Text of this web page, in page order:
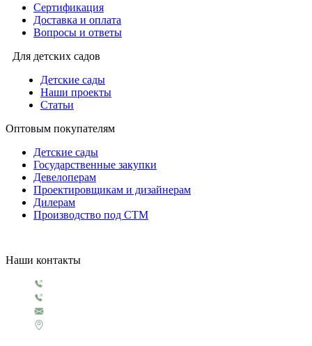
Сертификация
Доставка и оплата
Вопросы и ответы
Для детских садов
Детские сады
Наши проекты
Статьи
Оптовым покупателям
Детские сады
Государственные закупки
Девелоперам
Проектировщикам и дизайнерам
Дилерам
Производство под СТМ
Наши контакты